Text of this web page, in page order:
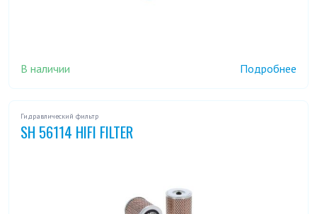
В наличии Подробнее
Гидравлический фильтр
SH 56114 HIFI FILTER